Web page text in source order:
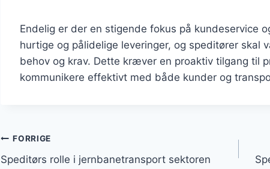
Endelig er der en stigende fokus på kundeservice
hurtige og pålidelige leveringer, og speditører
behov og krav. Dette kræver en proaktiv tilgang til
kommunikere effektivt med både kunder og
Indlægsnavigation
FORRIGE
Speditørs rolle i jernbanetransport sektoren